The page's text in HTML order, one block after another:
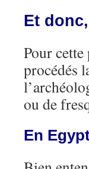
Et
Pour cette
procédés
ou de
En